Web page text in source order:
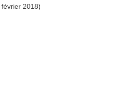
février 2018)